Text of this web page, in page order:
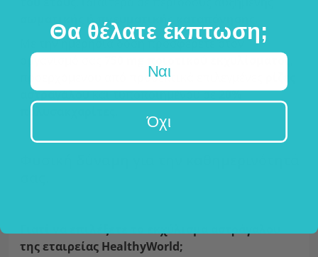
σωματικής ή πνευματικής καταπόνησης.
Με την ημερήσια δόση προσφέρετε στον
οργανισμό σας
750 mg ποιοτικού εκχυλίσματος
προερχόμενου από προσεκτικά επιλεγμένες
αστραγάλουκαι τυποποιημένου σε20%
πολυσακχαρίτες.
της εταιρείας HealthyWorld;
Θα θέλατε έκπτωση;
Ναι
Όχι